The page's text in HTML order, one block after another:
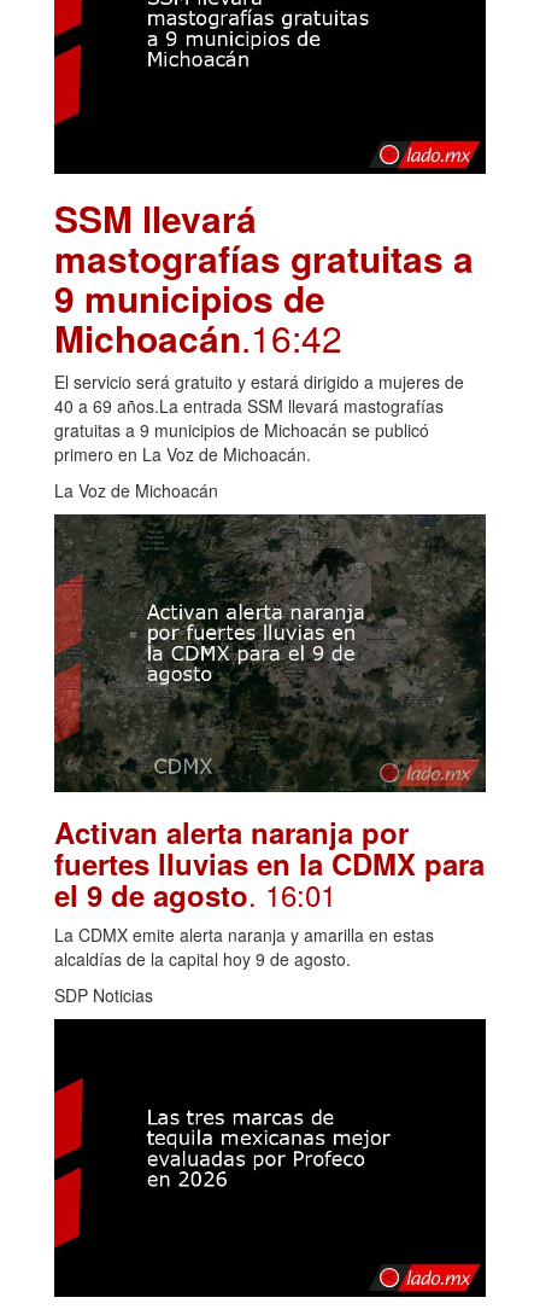
SSM llevará
mastografías gratuitas a
9 municipios de
Michoacán.16:42
El servicio será gratuito y estará dirigido a mujeres de
40 a 69 años.La entrada SSM llevará mastografías
gratuitas a 9 municipios de Michoacán se publicó
primero en La Voz de Michoacán.
La Voz de Michoacán
Activan alerta naranja por
fuertes lluvias en la CDMX para
el 9 de agosto. 16:01
La CDMX emite alerta naranja y amarilla en estas
alcaldías de la capital hoy 9 de agosto.
SDP Noticias